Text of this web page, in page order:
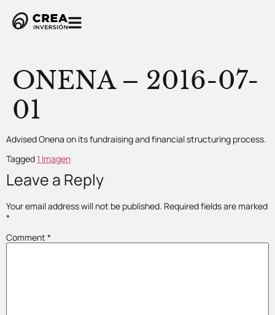
ONENA – 2016-07-
01
Advised Onena on its fundraising and financial structuring process.
Tagged1 Imagen
Leave a Reply
Your email address will not be published. Required fields are marked
*
Comment *